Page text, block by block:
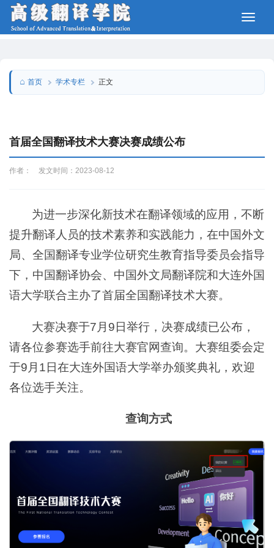
首页 学术专栏 正文
首届全国翻译技术大赛决赛成绩公布
作者： 发文时间：2023-08-12
为进一步深化新技术在翻译领域的应用，不断
提升翻译人员的技术素养和实践能力，在中国外文
局、全国翻译专业学位研究生教育指导委员会指导
下，中国翻译协会、中国外文局翻译院和大连外国
语大学联合主办了首届全国翻译技术大赛。
大赛决赛于7月9日举行，决赛成绩已公布，
请各位参赛选手前往大赛官网查询。大赛组委会定
于9月1日在大连外国语大学举办颁奖典礼，欢迎
各位选手关注。
查询方式